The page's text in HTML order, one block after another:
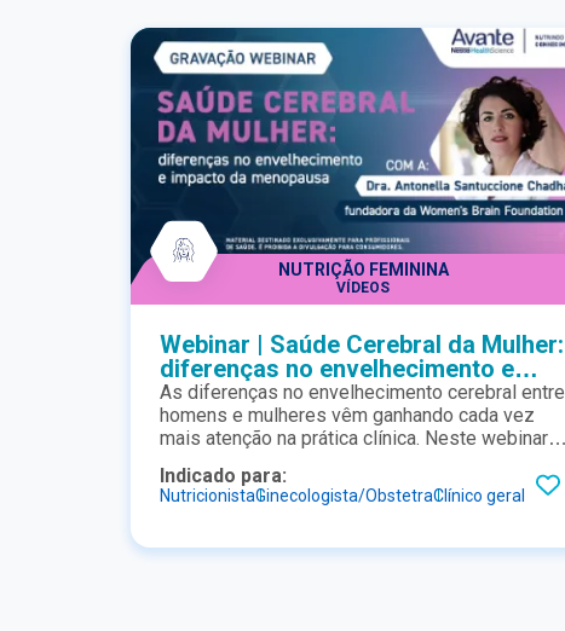
NUTRIÇÃO FEMININA
VÍDEOS
Webinar | Saúde Cerebral da Mulher:
diferenças no envelhecimento e
impacto na menopausa
As diferenças no envelhecimento cerebral entre
homens e mulheres vêm ganhando cada vez
mais atenção na prática clínica. Neste webinar,
cerebral feminina, abordando desde alterações
cognitivas até fatores de risco modificáveis
conteúdo relevante para profissionais que
Indicado para:
NutricionistaGinecologista/ObstetraClínico geral